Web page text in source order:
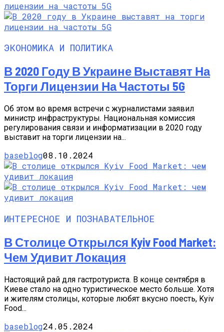
ЭКОНОМИКА И ПОЛИТИКА
В 2020 Году В Украине Выставят На
Торги Лицензии На Частоты 5G
Об этом во время встречи с журналистами заявил
министр инфраструктуры. Национальная комиссия
регулирования связи и информатизации в 2020 году
выставит на торги лицензии на...
baseblog08.10.2024
ИНТЕРЕСНОЕ И ПОЗНАВАТЕЛЬНОЕ
В Столице Открылся Kyiv Food Market:
Чем Удивит Локация
Настоящий рай для гастротуриста. В конце сентября в
Киеве стало на одно туристическое место больше. Хотя
и жителям столицы, которые любят вкусно поесть, Kyiv
Food...
baseblog24.05.2024